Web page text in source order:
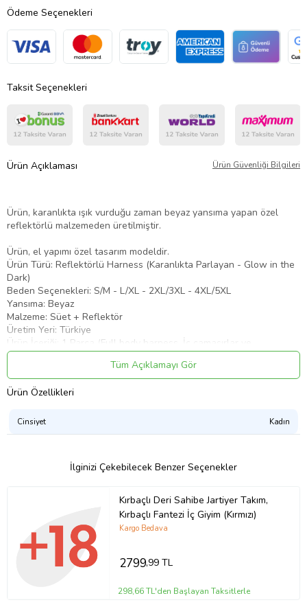
Ödeme Seçenekleri
Taksit Seçenekleri
Ürün Açıklaması Ürün Güvenliği Bilgileri
Ürün, karanlıkta ışık vurduğu zaman beyaz yansıma yapan özel
reflektörlü malzemeden üretilmiştir.
Ürün, el yapımı özel tasarım modeldir.
Ürün Türü: Reflektörlü Harness (Karanlıkta Parlayan - Glow in the
Dark)
Beden Seçenekleri: S/M - L/XL - 2XL/3XL - 4XL/5XL
Yansıma: Beyaz
Malzeme: Süet + Reflektör
Üretim Yeri: Türkiye
Ürün İçeriği: 1 Parça (Full body harness. İç çamaşırlar ve
aksesuarlar dahil değildir.)
* Satın aldığınız Harness,BDSMürün değildir ve çok sert
kullanıldığı zaman kopabilecek şekilde üretilmektedir !
bölümünden iletişime geçiniz.
İncelediğiniz model, hijyenik ürün olması nedeniyle iade ve değişim
Ürün Kodu:kcm23714114
Tüm Açıklamayı Gör
Ürün Özellikleri
Cinsiyet Kadın
İlginizi Çekebilecek Benzer Seçenekler
Kırbaçlı Deri Sahibe Jartiyer Takım,
Kırbaçlı Fantezi İç Giyim (Kırmızı)
Kargo Bedava
2799,99 TL
298,66 TL'den Başlayan Taksitlerle